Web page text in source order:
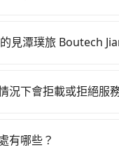
時2分鐘。選擇搭乘
路邊停車費用預估進
仍未被修理，每一次
距離，在遇到下雨天
電話至見潭璞旅
的120倍。綜合以上
見潭璞旅 Boutech
到下車期間，都不會
況下會拒載或拒絕服
。請務必確實填寫當
有哪些？